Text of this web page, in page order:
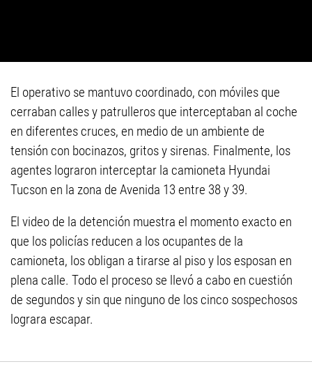
El operativo se mantuvo coordinado, con móviles que
cerraban calles y patrulleros que interceptaban al coche
en diferentes cruces, en medio de un ambiente de
tensión con bocinazos, gritos y sirenas. Finalmente, los
agentes lograron interceptar la camioneta Hyundai
Tucson en la zona de Avenida 13 entre 38 y 39.
El video de la detención muestra el momento exacto en
que los policías reducen a los ocupantes de la
camioneta, los obligan a tirarse al piso y los esposan en
plena calle. Todo el proceso se llevó a cabo en cuestión
de segundos y sin que ninguno de los cinco sospechosos
lograra escapar.